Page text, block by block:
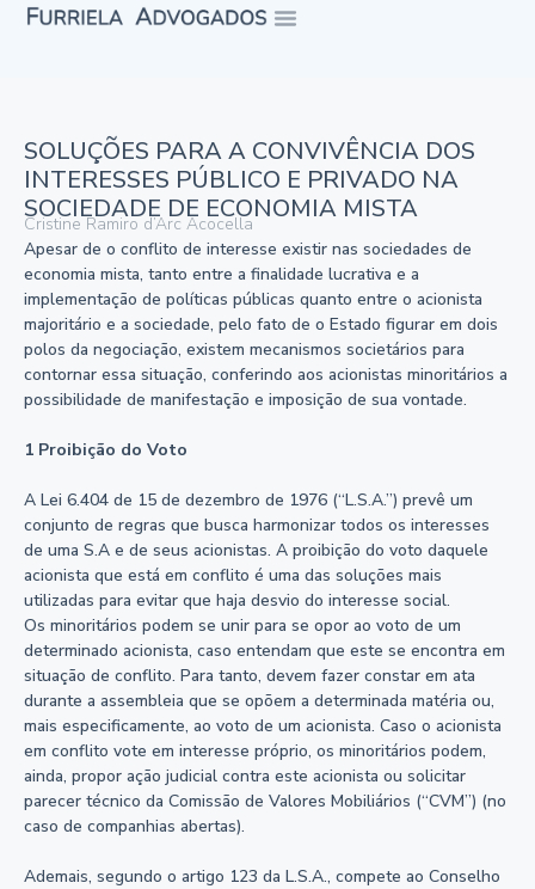
SOLUÇÕES PARA A CONVIVÊNCIA DOS
INTERESSES PÚBLICO E PRIVADO NA
SOCIEDADE DE ECONOMIA MISTA
Cristine Ramiro d’Arc Acocella
Apesar de o conflito de interesse existir nas sociedades de
economia mista, tanto entre a finalidade lucrativa e a
implementação de políticas públicas quanto entre o acionista
majoritário e a sociedade, pelo fato de o Estado figurar em dois
polos da negociação, existem mecanismos societários para
contornar essa situação, conferindo aos acionistas minoritários a
possibilidade de manifestação e imposição de sua vontade.
1 Proibição do Voto
A Lei 6.404 de 15 de dezembro de 1976 (“L.S.A.”) prevê um
conjunto de regras que busca harmonizar todos os interesses
de uma S.A e de seus acionistas. A proibição do voto daquele
acionista que está em conflito é uma das soluções mais
utilizadas para evitar que haja desvio do interesse social.
Os minoritários podem se unir para se opor ao voto de um
determinado acionista, caso entendam que este se encontra em
situação de conflito. Para tanto, devem fazer constar em ata
durante a assembleia que se opõem a determinada matéria ou,
mais especificamente, ao voto de um acionista. Caso o acionista
em conflito vote em interesse próprio, os minoritários podem,
ainda, propor ação judicial contra este acionista ou solicitar
parecer técnico da Comissão de Valores Mobiliários (“CVM”) (no
caso de companhias abertas).
Ademais, segundo o artigo 123 da L.S.A., compete ao Conselho